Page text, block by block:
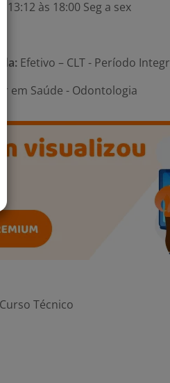
às 18:00 Seg a sex
Efetivo – CLT - Período
em Saúde - Odontologia
Técnico